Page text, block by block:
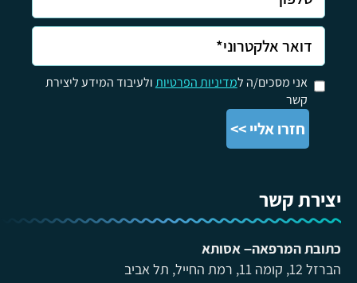
אני מסכים/ה למדיניות הפרטיותולעיבוד המידע ליצירת
קשר
יצירת קשר
כתובת המרפאה– אסותא
הברזל 12, קומה 11, רמת החייל, תל אביב